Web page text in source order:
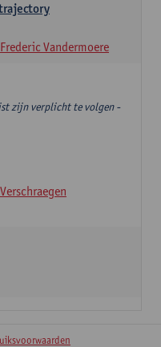
Frederic Vandermoere
zijn verplicht te volgen -